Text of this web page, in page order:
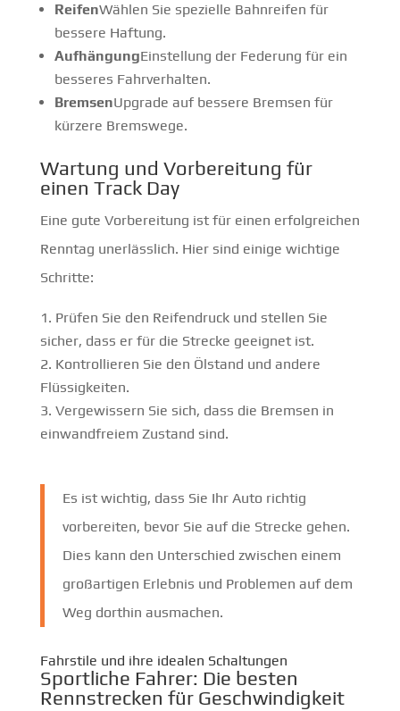
ReifenWählen Sie spezielle Bahnreifen für
bessere Haftung.
AufhängungEinstellung der Federung für ein
besseres Fahrverhalten.
BremsenUpgrade auf bessere Bremsen für
kürzere Bremswege.
Wartung und Vorbereitung für
einen Track Day
Eine gute Vorbereitung ist für einen erfolgreichen
Renntag unerlässlich. Hier sind einige wichtige
Schritte:
Prüfen Sie den Reifendruck und stellen Sie
sicher, dass er für die Strecke geeignet ist.
Kontrollieren Sie den Ölstand und andere
Flüssigkeiten.
Vergewissern Sie sich, dass die Bremsen in
einwandfreiem Zustand sind.
Es ist wichtig, dass Sie Ihr Auto richtig
vorbereiten, bevor Sie auf die Strecke gehen.
Dies kann den Unterschied zwischen einem
großartigen Erlebnis und Problemen auf dem
Weg dorthin ausmachen.
Fahrstile und ihre idealen Schaltungen
Sportliche Fahrer: Die besten
Rennstrecken für Geschwindigkeit